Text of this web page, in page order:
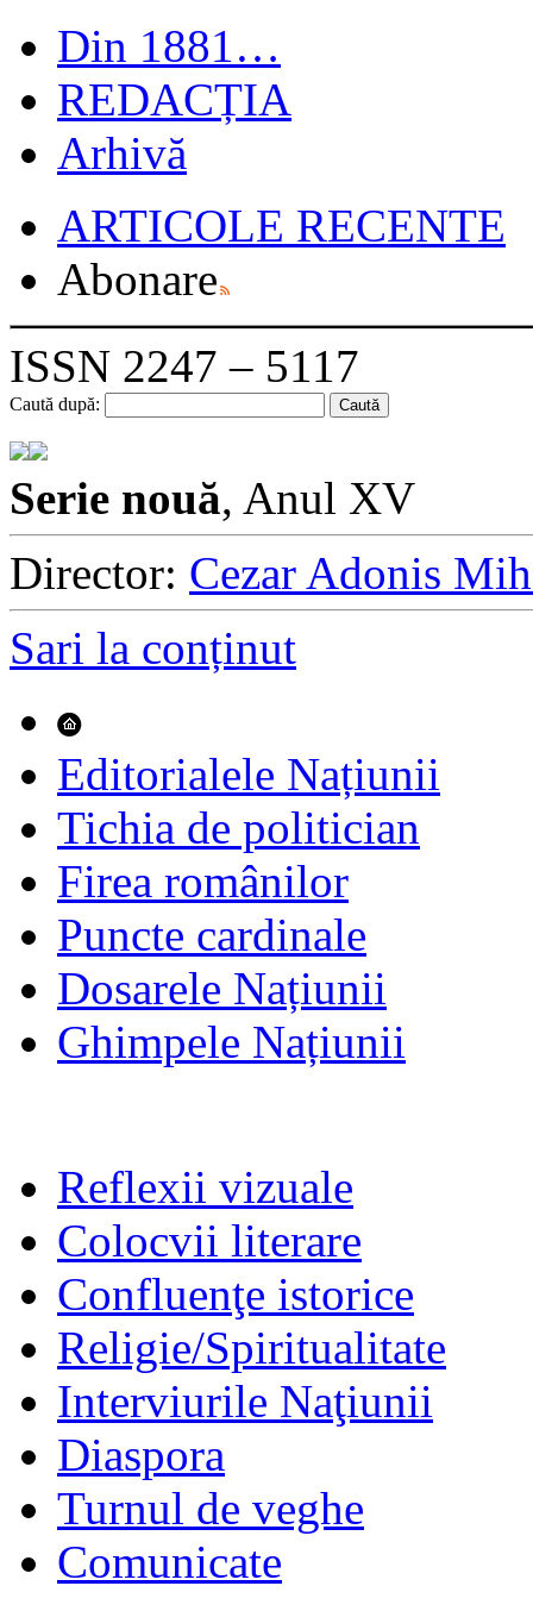
Din 1881…
REDACȚIA
Arhivă
ARTICOLE RECENTE
Abonare
ISSN 2247 – 5117
Caută după:
Serie nouă, Anul XV
Director: Cezar Adonis
Sari la conținut
Editorialele Națiunii
Tichia de politician
Firea românilor
Puncte cardinale
Dosarele Națiunii
Ghimpele Națiunii
Reflexii vizuale
Colocvii literare
Confluenţe istorice
Religie/Spiritualitate
Interviurile Naţiunii
Diaspora
Turnul de veghe
Comunicate